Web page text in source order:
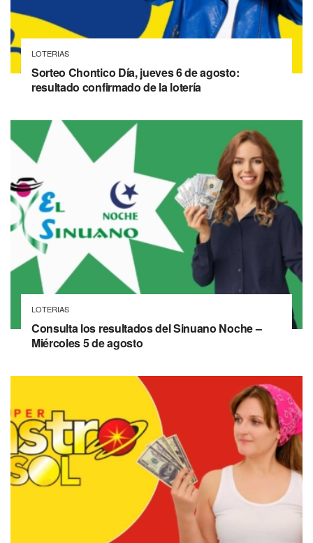
LOTERIAS
Sorteo Chontico Día, jueves 6 de agosto:
resultado confirmado de la lotería
LOTERIAS
Consulta los resultados del Sinuano Noche –
Miércoles 5 de agosto